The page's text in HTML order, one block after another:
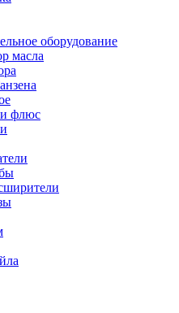
оборудование
масла
флюс